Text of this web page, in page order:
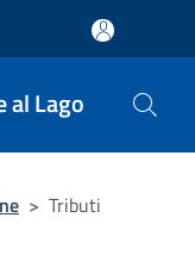
al Lago
> Tributi